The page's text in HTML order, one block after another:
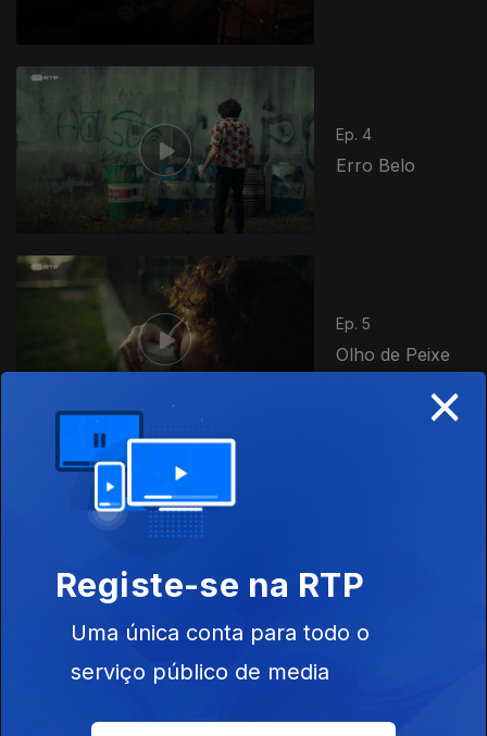
Ep. 4
Erro Belo
Ep. 5
Olho de Peixe
×
Registe-se na RTP
Uma única conta para todo o
serviço público de media